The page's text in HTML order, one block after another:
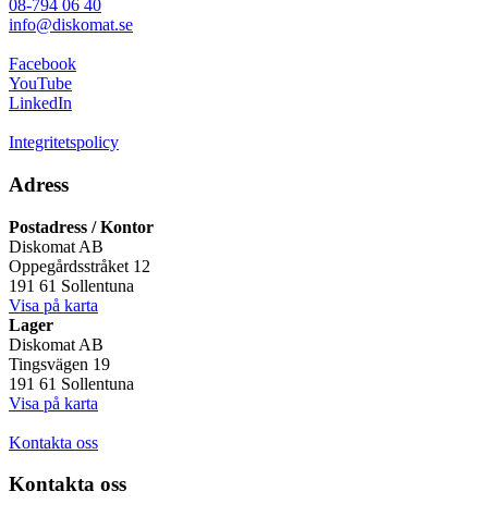
08-794 06 40
info@diskomat.se
Facebook
YouTube
LinkedIn
Integritetspolicy
Adress
Postadress / Kontor
Diskomat AB
Oppegårdsstråket 12
191 61 Sollentuna
Visa på karta
Lager
Diskomat AB
Tingsvägen 19
191 61 Sollentuna
Visa på karta
Kontakta oss
Kontakta oss